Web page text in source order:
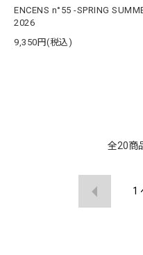
ENCENS n°55 -SPRING
2026
9,350円(税込)
全20商
1